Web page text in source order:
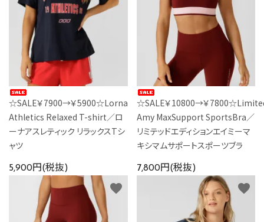
☆SALE￥7900→￥5900☆Lorna
Athletics Relaxed T-shirt／ロ
ーナアスレティック リラックスTシ
ャツ
5,900円(税抜)
☆SALE￥10800→￥
Amy MaxSupport SportsBra／
リミテッドエディションエイミーマ
キシマムサポートスポーツブラ
7,800円(税抜)
favorite favorite